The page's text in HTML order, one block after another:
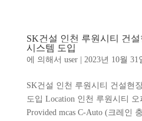
SK건설 인천 루원시티 건
시스템 도입
에 의해서 user| 2023년 10월 31
SK건설 인천 루원시티 건설현
도입 Location 인천 루원시티
Provided mcas C-Auto (크레인